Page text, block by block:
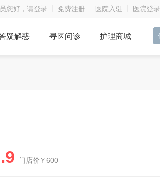
您好，请登录 免费注册 医院入驻 医院登录
疑解惑 寻医问诊 护理商城
门店价￥600